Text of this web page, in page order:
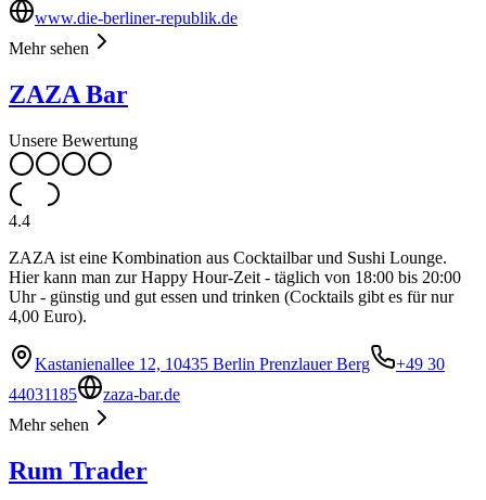
www.die-berliner-republik.de
Mehr sehen
ZAZA Bar
Unsere Bewertung
4.4
ZAZA ist eine Kombination aus Cocktailbar und Sushi Lounge.
Hier kann man zur Happy Hour-Zeit - täglich von 18:00 bis 20:00
Uhr - günstig und gut essen und trinken (Cocktails gibt es für nur
4,00 Euro).
Kastanienallee 12, 10435 Berlin Prenzlauer Berg
+49 30
44031185
zaza-bar.de
Mehr sehen
Rum Trader